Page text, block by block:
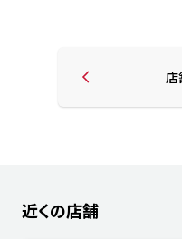
店
近くの店舗